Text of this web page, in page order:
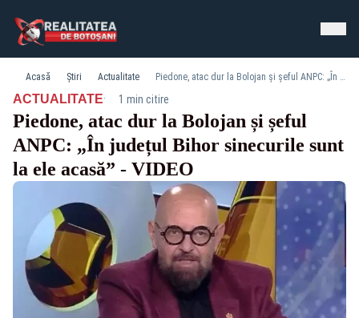
Acasă Știri Actualitate Piedone, atac dur la Bolojan și șeful ANPC: „În județul Bihor sinecurile sunt la ele acasă” - VIDEO
ACTUALITATE· 1 min citire
Piedone, atac dur la Bolojan și șeful
ANPC: „În județul Bihor sinecurile sunt
la ele acasă” - VIDEO